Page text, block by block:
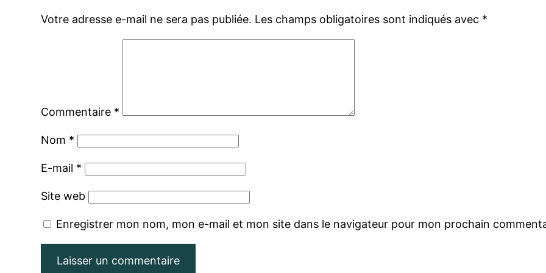
Votre adresse e-mail ne sera pas publiée. Les champs obligatoires sont indiqués avec *
Commentaire *
Nom *
E-mail *
Site web
Enregistrer mon nom, mon e-mail et mon site dans le navigateur pour mon prochain